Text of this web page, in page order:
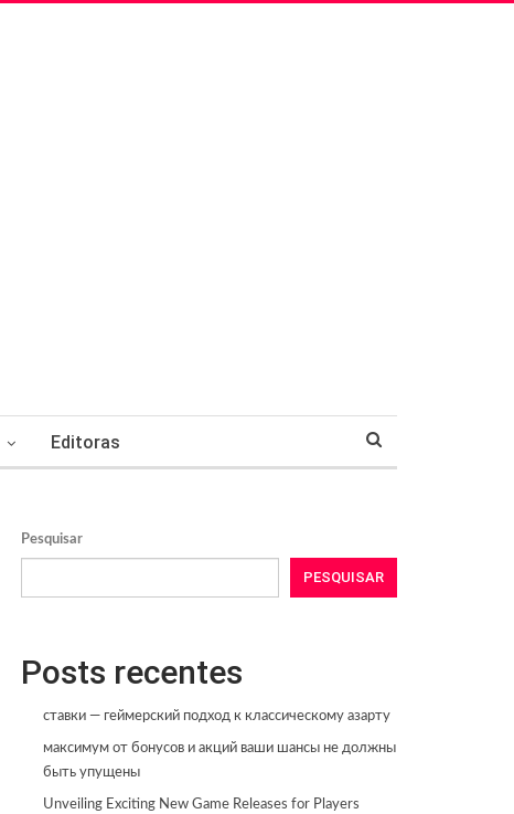
Editoras
Pesquisar
PESQUISAR
Posts recentes
ставки — геймерский подход к классическому азарту
максимум от бонусов и акций ваши шансы не должны
быть упущены
Unveiling Exciting New Game Releases for Players